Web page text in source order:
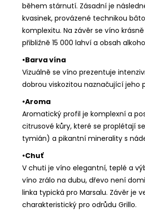
během stárnutí. Zásadní je
kvasinek, provázené technikou
komplexitu. Na závěr se víno
přibližně 15 000 lahví a obsah
•Barva vína
Vizuálně se víno prezentuje
dobrou viskozitou naznačující jeho
•Aroma
Aromatický profil je komplexní a
citrusové kůry, které se proplétají
tymián) a pikantní minerality s
•Chuť
V chuti je víno elegantní, teplé a
víno zrálo na dubu, dřevo není
linka typická pro Marsalu. Závěr je
charakteristický pro odrůdu Grillo.